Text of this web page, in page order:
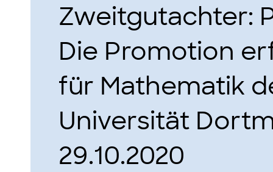
Zweitgutachter:
Die Promotion
für Mathematik
Universität
29.10.2020